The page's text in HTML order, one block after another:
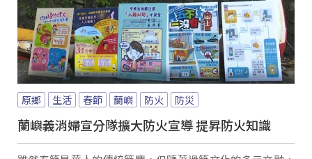
原鄉 生活 春節 蘭嶼 防火 防災
蘭嶼義消婦宣分隊擴大防火宣導 提昇防火知識